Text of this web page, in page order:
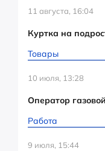
11 августа, 16:04
Куртка на
Товары
10 июля, 13:28
Оператор
Работа
9 июля, 15:44